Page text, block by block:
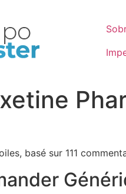
basé sur 111